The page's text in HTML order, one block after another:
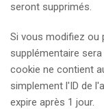
seront supprimés.
Si vous modifiez ou
supplémentaire
cookie ne contient
simplement l'ID de
expire après 1 jour.